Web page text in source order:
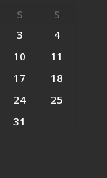
S
S
3
4
10
11
17
18
24
25
31